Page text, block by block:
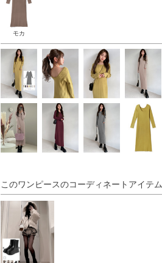
モカ
このワンピースのコーディネートアイテム